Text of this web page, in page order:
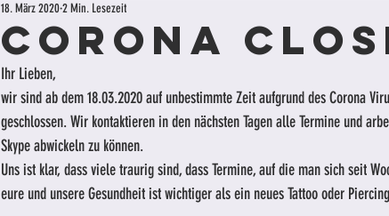
Corona
18. März 20202 Min. Lesezeit
Ihr Lieben,
wir sind ab dem 18.03.2020 auf unbestimmte Zeit aufgrund des Corona
geschlossen. Wir kontaktieren in den nächsten Tagen alle Termine und
Skype abwickeln zu können.
Uns ist klar, dass viele traurig sind, dass Termine, auf die man sich seit
eure und unsere Gesundheit ist wichtiger als ein neues Tattoo oder